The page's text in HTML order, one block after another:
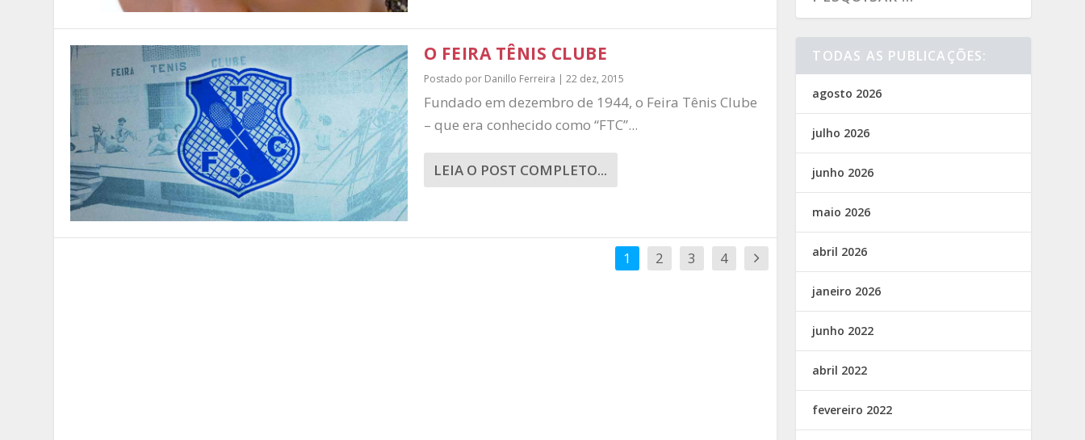
O FEIRA TÊNIS CLUBE
Postado por Danillo Ferreira | 22 dez, 2015
Fundado em dezembro de 1944, o Feira Tênis Clube
– que era conhecido como “FTC”...
LEIA O POST COMPLETO...
1 2 3 4
TODAS AS PUBLICAÇÕES:
agosto 2026
julho 2026
junho 2026
maio 2026
abril 2026
janeiro 2026
junho 2022
abril 2022
fevereiro 2022